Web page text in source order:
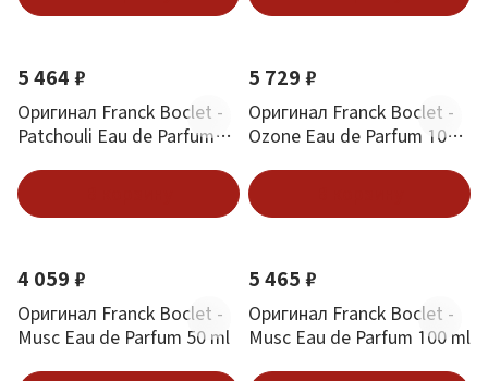
5 464 ₽
Оригинал Franck Boclet -
Patchouli Eau de Parfum
5 729 ₽
Оригинал Franck Boclet -
Ozone Eau de Parfum 100
4 059 ₽
Оригинал Franck Boclet -
Musc Eau de Parfum 50 ml
5 465 ₽
Оригинал Franck Boclet -
Musc Eau de Parfum 100 ml